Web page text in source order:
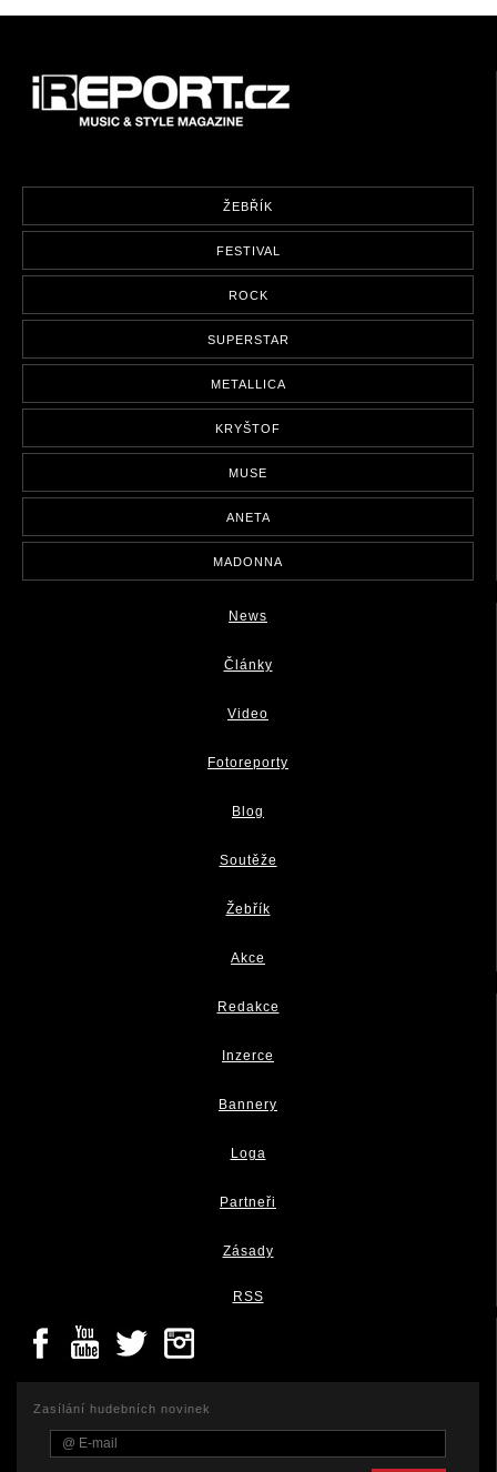
ŽEBŘÍK
FESTIVAL
ROCK
SUPERSTAR
METALLICA
KRYŠTOF
MUSE
ANETA
MADONNA
News
Články
Video
Fotoreporty
Blog
Soutěže
Žebřík
Akce
Redakce
Inzerce
Bannery
Loga
Partneři
Zásady
RSS
Zasílání hudebních novinek